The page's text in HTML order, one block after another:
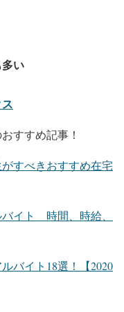
い
すすめ記事！
すべきおすすめ在宅
バイト 時間、時給、
バイト18選！【2020